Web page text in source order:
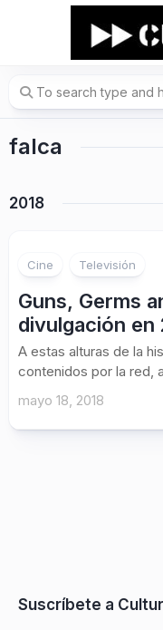
falca
2018
Cine Televisión
Guns, Germs
divulgación en
A estas alturas de la
contenidos por la red,
mayo 18, 2018
Suscríbete a